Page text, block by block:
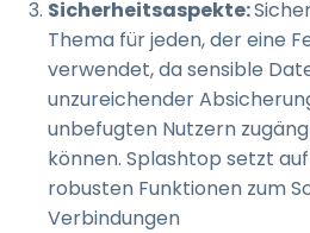
Sicherheitsaspekte:
Thema für jeden, der eine
verwendet, da sensible
unzureichender
unbefugten Nutzern
können. Splashtop setzt
robusten Funktionen zum
Verbindungen